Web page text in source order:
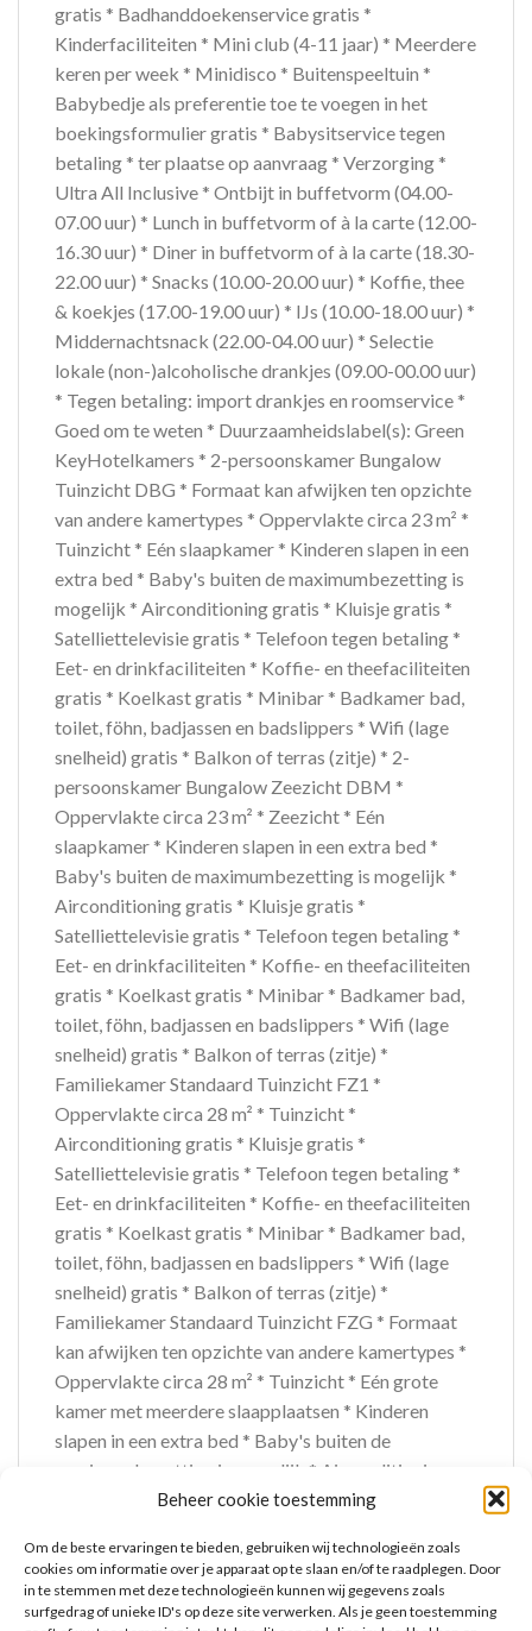
Beheer cookie toestemming
Om de beste ervaringen te bieden, gebruiken wij technologieën zoals
cookies om informatie over je apparaat op te slaan en/of te raadplegen. Door
in te stemmen met deze technologieën kunnen wij gegevens zoals
surfgedrag of unieke ID's op deze site verwerken. Als je geen toestemming
gratis * Badhanddoekenservice gratis *
Kinderfaciliteiten * Mini club (4-11 jaar) * Meerdere
keren per week * Minidisco * Buitenspeeltuin *
Babybedje als preferentie toe te voegen in het
boekingsformulier gratis * Babysitservice tegen
betaling * ter plaatse op aanvraag * Verzorging *
Ultra All Inclusive * Ontbijt in buffetvorm (04.00-
07.00 uur) * Lunch in buffetvorm of à la carte (12.00-
16.30 uur) * Diner in buffetvorm of à la carte (18.30-
22.00 uur) * Snacks (10.00-20.00 uur) * Koffie, thee
& koekjes (17.00-19.00 uur) * IJs (10.00-18.00 uur) *
Middernachtsnack (22.00-04.00 uur) * Selectie
lokale (non-)alcoholische drankjes (09.00-00.00 uur)
* Tegen betaling: import drankjes en roomservice *
Goed om te weten * Duurzaamheidslabel(s): Green
KeyHotelkamers * 2-persoonskamer Bungalow
Tuinzicht DBG * Formaat kan afwijken ten opzichte
van andere kamertypes * Oppervlakte circa 23 m² *
Tuinzicht * Eén slaapkamer * Kinderen slapen in een
extra bed * Baby's buiten de maximumbezetting is
mogelijk * Airconditioning gratis * Kluisje gratis *
Satelliettelevisie gratis * Telefoon tegen betaling *
Eet- en drinkfaciliteiten * Koffie- en theefaciliteiten
gratis * Koelkast gratis * Minibar * Badkamer bad,
toilet, föhn, badjassen en badslippers * Wifi (lage
snelheid) gratis * Balkon of terras (zitje) * 2-
persoonskamer Bungalow Zeezicht DBM *
Oppervlakte circa 23 m² * Zeezicht * Eén
slaapkamer * Kinderen slapen in een extra bed *
Baby's buiten de maximumbezetting is mogelijk *
Airconditioning gratis * Kluisje gratis *
Satelliettelevisie gratis * Telefoon tegen betaling *
Eet- en drinkfaciliteiten * Koffie- en theefaciliteiten
gratis * Koelkast gratis * Minibar * Badkamer bad,
toilet, föhn, badjassen en badslippers * Wifi (lage
snelheid) gratis * Balkon of terras (zitje) *
Familiekamer Standaard Tuinzicht FZ1 *
Oppervlakte circa 28 m² * Tuinzicht *
Airconditioning gratis * Kluisje gratis *
Satelliettelevisie gratis * Telefoon tegen betaling *
Eet- en drinkfaciliteiten * Koffie- en theefaciliteiten
gratis * Koelkast gratis * Minibar * Badkamer bad,
toilet, föhn, badjassen en badslippers * Wifi (lage
snelheid) gratis * Balkon of terras (zitje) *
Familiekamer Standaard Tuinzicht FZG * Formaat
kan afwijken ten opzichte van andere kamertypes *
Oppervlakte circa 28 m² * Tuinzicht * Eén grote
kamer met meerdere slaapplaatsen * Kinderen
slapen in een extra bed * Baby's buiten de
maximumbezetting is mogelijk * Airconditioning
gratis * Kluisje gratis * Satelliettelevisie gratis *
Koffie- en theefaciliteiten gratis * Koelkast gratis *
Minibar * Badkamer bad, toilet, föhn, badjassen en
badslippers * Wifi (lage snelheid) gratis * Balkon of